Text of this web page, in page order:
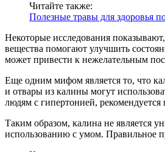
Читайте также:
Полезные травы для здоровья
Некоторые исследования
вещества помогают улучшить
может привести к нежелательным
Еще одним мифом является то, что
и отвары из калины могут
людям с гипертонией,
Таким образом, калина не является
использованию с умом. Правильное